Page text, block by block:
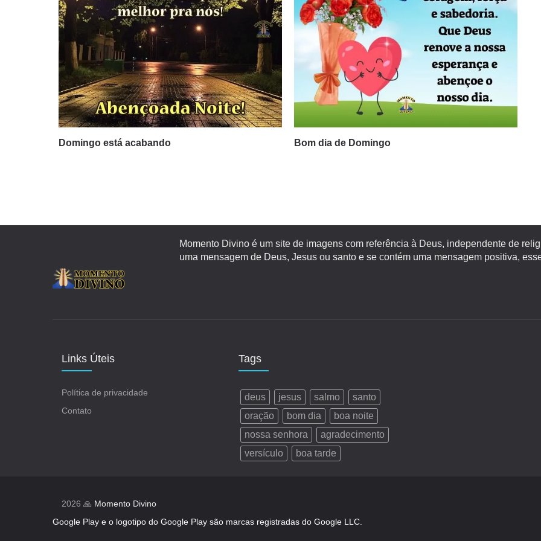
Domingo está acabando Bom dia de Domingo
Momento Divino é um site de imagens com referência à Deus, independente de
uma mensagem de Deus, Jesus ou santo e se contém uma mensagem positiva,
Links Úteis
Política de privacidade
Contato
Tags
deus jesus salmo
santo
oração
bom dia
boa noite
nossa senhora
agradecimento
versículo
boa tarde
2026 🙏 Momento Divino
Google Play e o logotipo do Google Play são marcas registradas do Google LLC.